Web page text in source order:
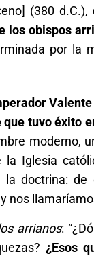
(380 d.C.),
los obispos
por la
tuvo éxito
moderno,
Iglesia
doctrina:
nos
arrianos:
¿Esos